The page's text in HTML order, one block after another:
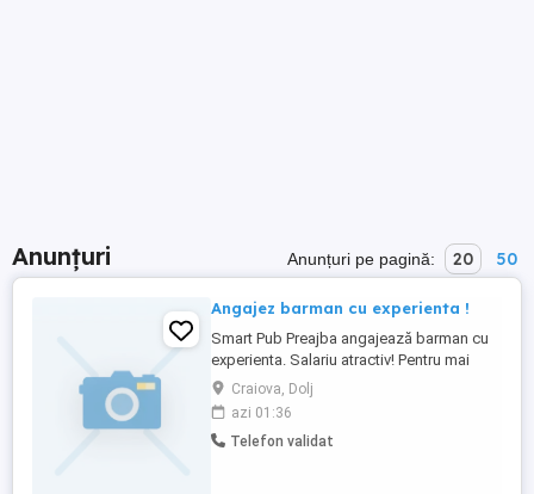
Anunțuri Anunțuri pe pagină: 20 50
Angajez barman cu experienta !
Smart Pub Preajba angajează barman cu
experienta. Salariu atractiv! Pentru mai
multe detalii sunați la numărul
Craiova, Dolj
azi 01:36
Telefon validat